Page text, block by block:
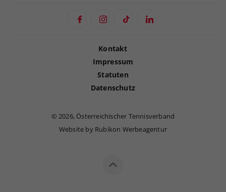
Kontakt
Impressum
Statuten
Datenschutz
©2026, Österreichischer Tennisverband
Website by Rubikon Werbeagentur